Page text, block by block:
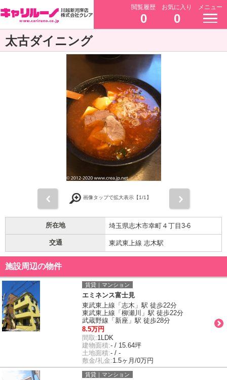
閲覧履歴
0
お気に入り
0
メニュー
太古ダイニング
画像タップで拡大表示【1/1】
所在地 埼玉県志木市幸町４丁目3-6
交通 東武東上線 志木駅
施設周辺の物件
賃貸｜マンション
エミネンス富士見
東武東上線「志木」駅 徒歩22分
東武東上線「柳瀬川」駅 徒歩22分
武蔵野線「新座」駅 徒歩28分
8.5万円
間取:1LDK
建物面積:- / 15.64坪
土地面積:- / -
敷金/礼金:1.5ヶ月/0万円
賃貸｜マンション